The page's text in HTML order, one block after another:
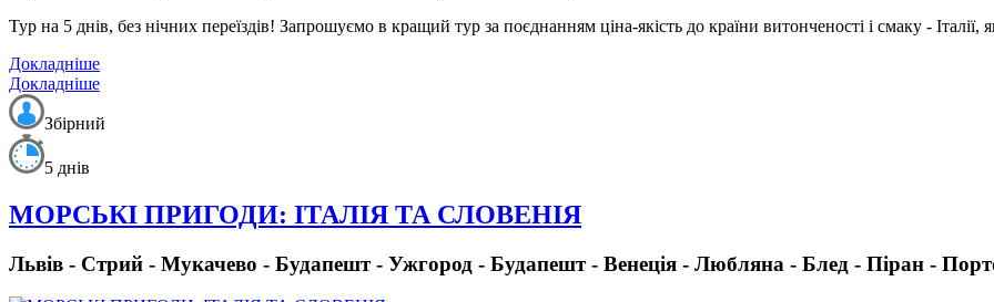
Тур на 5 днів, без нічних переїздів! Запрошуємо в кращий тур за поєднанням ціна-якість до країни витонченості і смаку - Італії,
Докладніше
Докладніше
Збірний
5 днів
МОРСЬКІ ПРИГОДИ: ІТАЛІЯ ТА СЛОВЕНІЯ
Львів - Стрий - Мукачево - Будапешт - Ужгород - Будапешт - Венеція - Любляна - Блед - Піран -